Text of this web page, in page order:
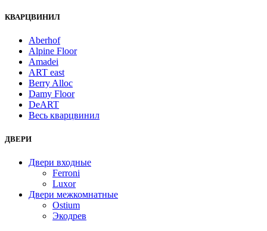
КВАРЦВИНИЛ
Aberhof
Alpine Floor
Amadei
ART east
Berry Alloc
Damy Floor
DeART
Весь кварцвинил
ДВЕРИ
Двери входные
Ferroni
Luxor
Двери межкомнатные
Ostium
Экодрев